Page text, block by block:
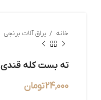
خانه یراق آلات برنجی
ته بست کله قندی
24,000تومان